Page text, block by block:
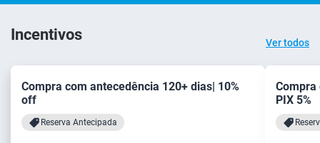
Incentivos Ver todos
Compra com antecedência 120+ dias| 10%
off
Reserva Antecipada
Compra
PIX 5%